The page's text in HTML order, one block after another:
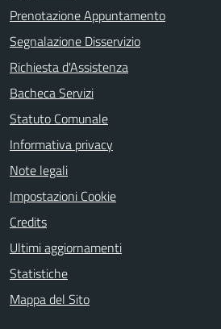
Prenotazione Appuntamento
Segnalazione Disservizio
Richiesta d'Assistenza
Bacheca Servizi
Statuto Comunale
Informativa privacy
Note legali
Impostazioni Cookie
Credits
Ultimi aggiornamenti
Statistiche
Mappa del Sito